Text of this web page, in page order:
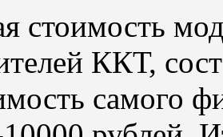
стоимость
ККТ,
самого